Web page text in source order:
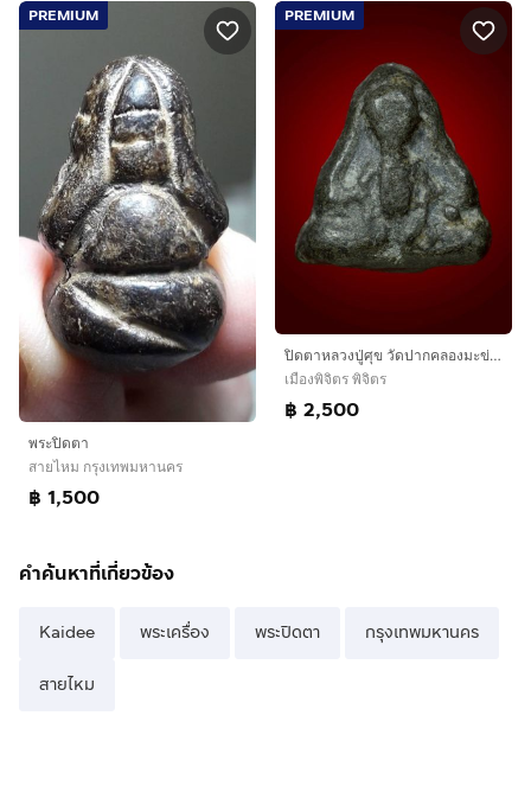
PREMIUM
พระปิดตา
สายไหม กรุงเทพมหานคร
฿ 1,500
PREMIUM
ปิดตาหลวงปู่ศุข วัดปากคลองมะข่ามเฒ่า
เมืองพิจิตร พิจิตร
฿ 2,500
คำค้นหาที่เกี่ยวข้อง
Kaidee พระเครื่อง พระปิดตา กรุงเทพมหานคร
สายไหม